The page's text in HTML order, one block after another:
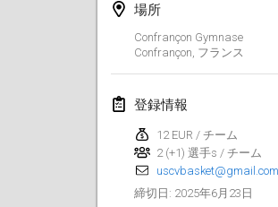
場所
Confrançon Gymnase
Confrançon フランス
登録情報
12 EUR / チーム
2 (+1) 選手s / チーム
uscvbasket@gmail.com
締切日 : 2025年6月23日
2025年2月
2025年2月7日
Open des
2025年2月8日|フラン